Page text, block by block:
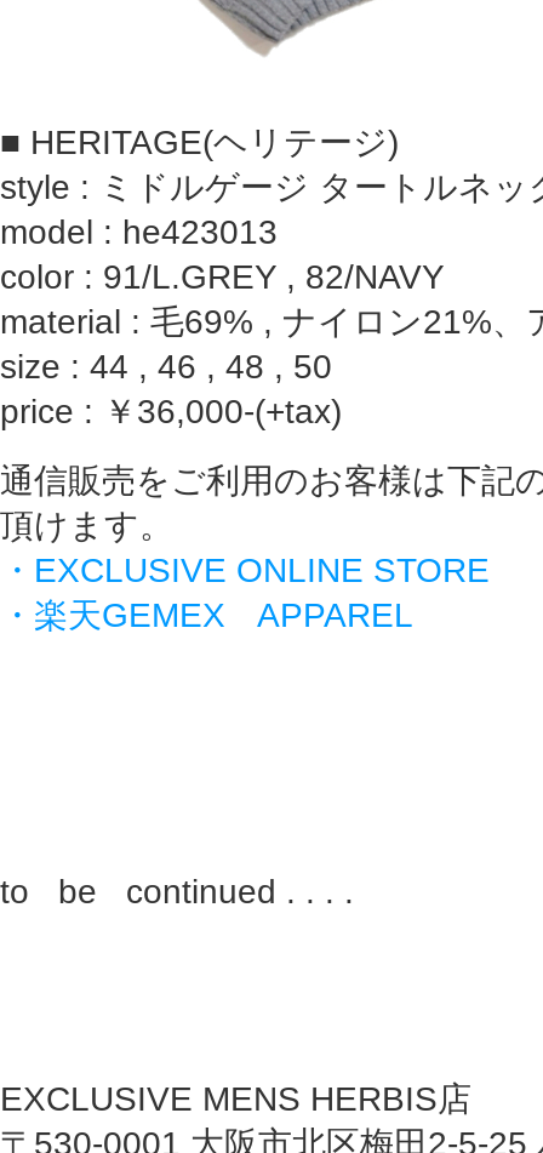
■ HERITAGE(ヘリテージ)
style : ミドルゲージ タートルネッ
model : he423013
color : 91/L.GREY , 82/NAVY
material : 毛69% , ナイロン21%、
size : 44 , 46 , 48 , 50
price : ￥36,000-(+tax)
通信販売をご利用のお客様は下記
頂けます。
・EXCLUSIVE ONLINE STORE
・楽天GEMEX APPAREL
to be continued . . . .
EXCLUSIVE MENS HERBIS店
〒530-0001 大阪市北区梅田2-5-25